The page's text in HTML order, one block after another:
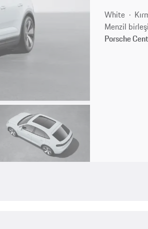
White
Menzil
Porsche